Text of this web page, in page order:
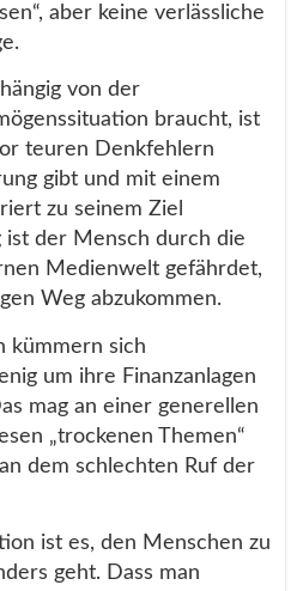
aber keine verlässliche
von der
braucht, ist
teuren Denkfehlern
gibt und mit einem
zu seinem Ziel
ist der Mensch durch die
Medienwelt gefährdet,
Weg abzukommen.
kümmern sich
um ihre Finanzanlagen
mag an einer generellen
„trockenen Themen“
dem schlechten Ruf der
ist es, den Menschen zu
geht. Dass man